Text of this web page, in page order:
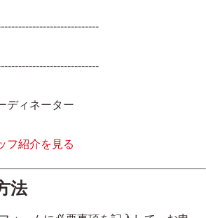
ディネーター
フ紹介を見る
法